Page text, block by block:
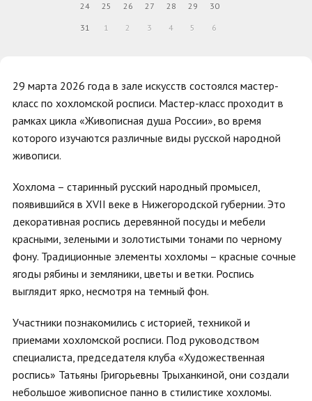
29 марта 2026 года в зале искусств состоялся мастер-
класс по хохломской росписи. Мастер-класс проходит в
рамках цикла «Живописная душа России», во время
которого изучаются различные виды русской народной
живописи.
Хохлома – старинный русский народный промысел,
появившийся в XVII веке в Нижегородской губернии. Это
декоративная роспись деревянной посуды и мебели
красными, зелеными и золотистыми тонами по черному
фону. Традиционные элементы хохломы – красные сочные
ягоды рябины и земляники, цветы и ветки. Роспись
выглядит ярко, несмотря на темный фон.
Участники познакомились с историей, техникой и
приемами хохломской росписи. Под руководством
специалиста, председателя клуба «Художественная
роспись» Татьяны Григорьевны Трыханкиной, они создали
небольшое живописное панно в стилистике хохломы.
24 25 26 27 28 29 30
31 1 2 3 4 5 6